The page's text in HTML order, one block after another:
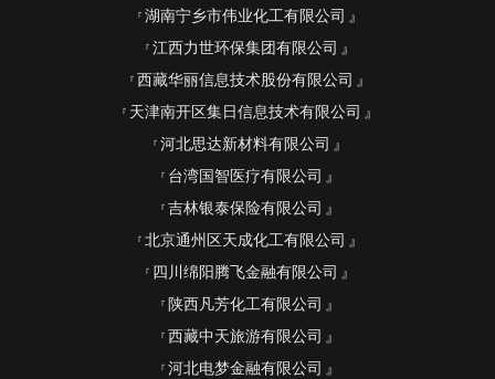
湖南宁乡市伟业化工有限公司
江西力世环保集团有限公司
西藏华丽信息技术股份有限公司
天津南开区集日信息技术有限公司
河北思达新材料有限公司
台湾国智医疗有限公司
吉林银泰保险有限公司
北京通州区天成化工有限公司
四川绵阳腾飞金融有限公司
陕西凡芳化工有限公司
西藏中天旅游有限公司
河北电梦金融有限公司